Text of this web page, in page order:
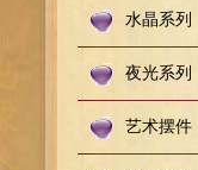
水晶系列
夜光系列
艺术摆件